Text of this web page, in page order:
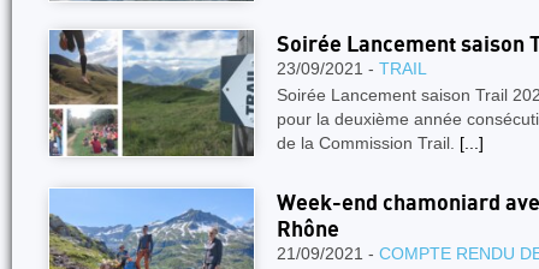
Soirée Lancement saison
23/09/2021 - TRAIL
Soirée Lancement saison Trail
pour la deuxième année
de la Commission Trail. [...]
Week-end chamoniard
Rhône
21/09/2021 - COMPTE RENDU